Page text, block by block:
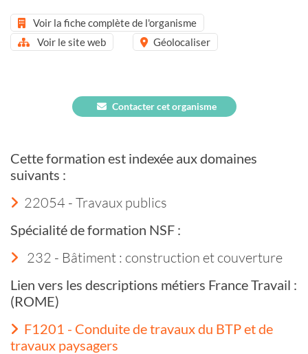
Voir la fiche complète de l'organisme
Voir le site web
Géolocaliser
Contacter cet organisme
Cette formation est indexée aux domaines
suivants :
22054 - Travaux publics
Spécialité de formation NSF :
232 - Bâtiment : construction et couverture
Lien vers les descriptions métiers France Travail :
(ROME)
F1201 - Conduite de travaux du BTP et de
travaux paysagers